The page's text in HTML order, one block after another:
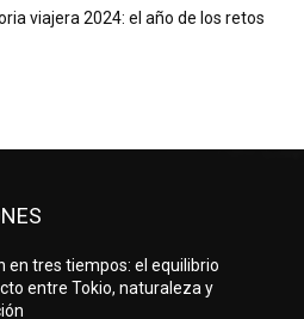
viajera 2024: el año de los retos
en tres tiempos: el equilibrio
entre Tokio, naturaleza y